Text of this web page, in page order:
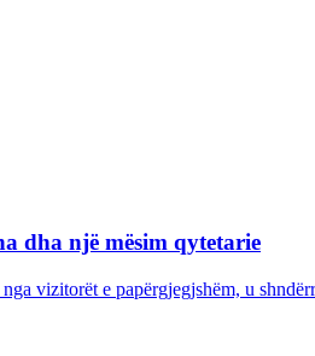
dha një mësim qytetarie
vizitorët e papërgjegjshëm, u